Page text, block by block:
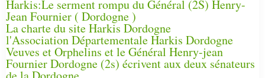
Harkis:Le serment rompu du Général (2S) Henry-
Jean Fournier ( Dordogne )
La charte du site Harkis Dordogne
l'Association Départementale Harkis Dordogne
Veuves et Orphelins et le Général Henry-jean
Fournier Dordogne (2s) écrivent aux deux sénateurs